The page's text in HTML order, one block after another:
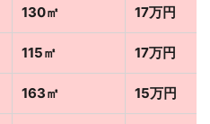
130㎡ 17万円
115㎡ 17万円
163㎡ 15万円